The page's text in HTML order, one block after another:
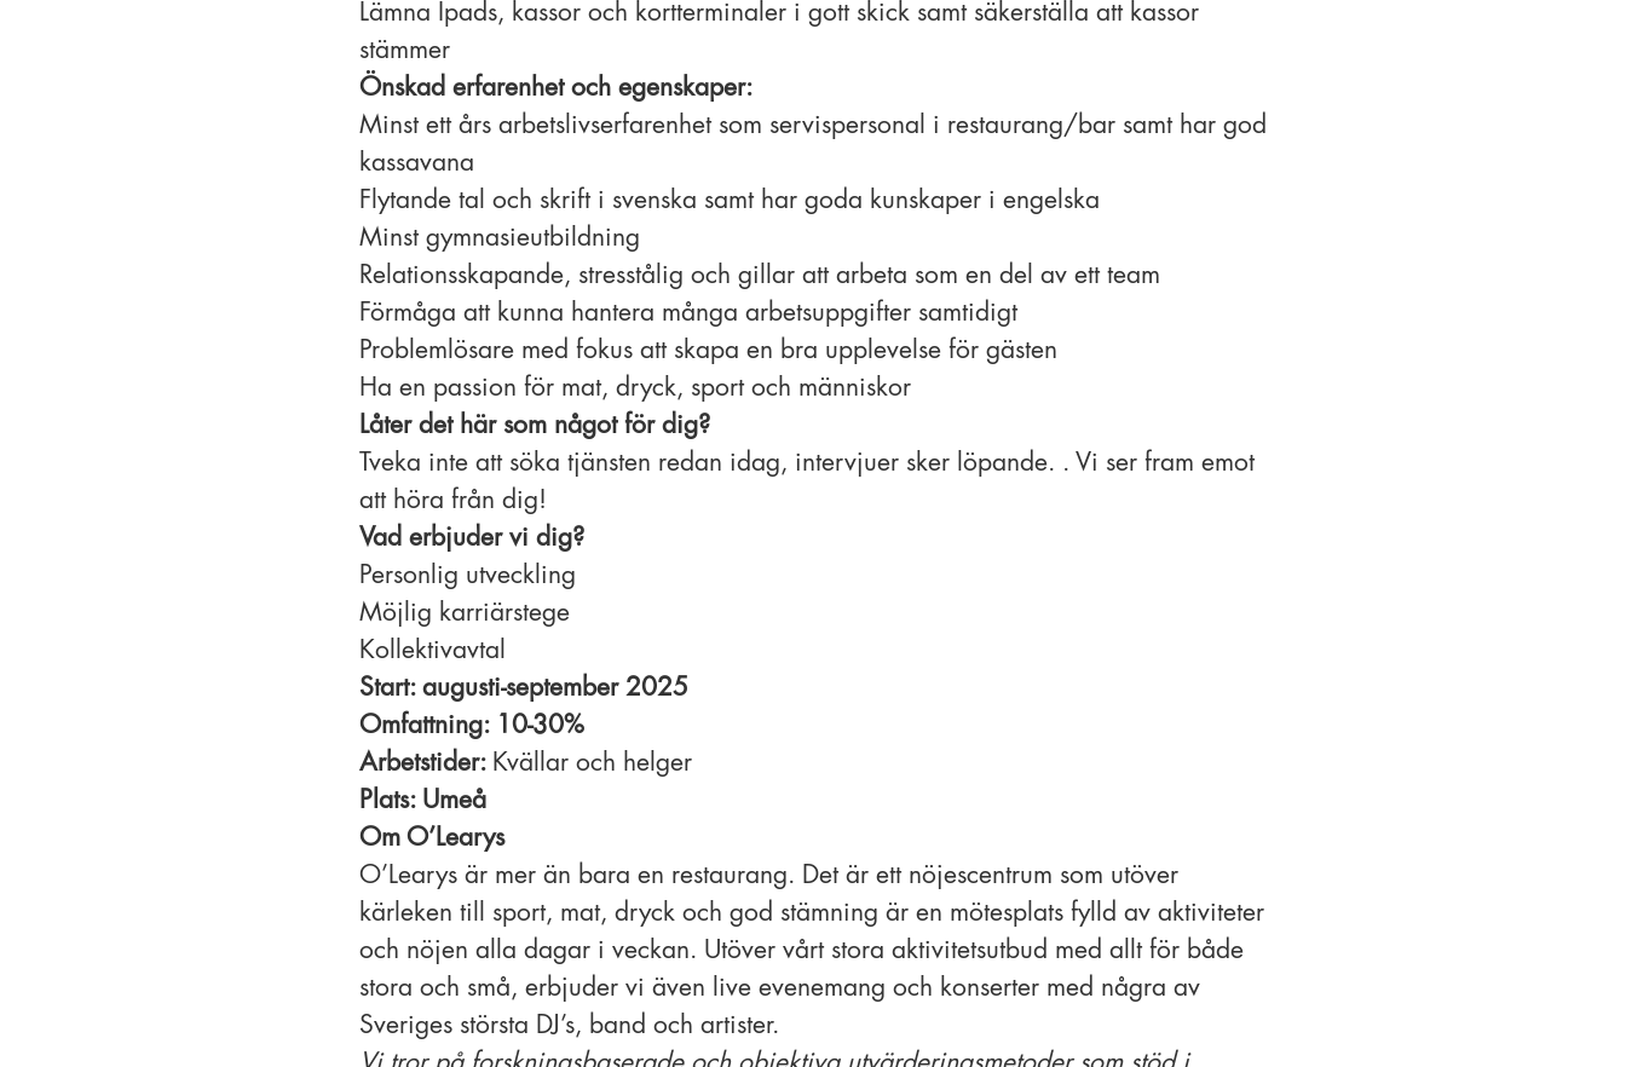
Lämna Ipads, kassor och kortterminaler i gott skick samt säkerställa att kassor
stämmer
Önskad erfarenhet och egenskaper:
Minst ett års arbetslivserfarenhet som servispersonal i restaurang/bar samt har god
kassavana
Flytande tal och skrift i svenska samt har goda kunskaper i engelska
Minst gymnasieutbildning
Relationsskapande, stresstålig och gillar att arbeta som en del av ett team
Förmåga att kunna hantera många arbetsuppgifter samtidigt
Problemlösare med fokus att skapa en bra upplevelse för gästen
Ha en passion för mat, dryck, sport och människor
Låter det här som något för dig?
Tveka inte att söka tjänsten redan idag, intervjuer sker löpande. . Vi ser fram emot
att höra från dig!
Vad erbjuder vi dig?
Personlig utveckling
Möjlig karriärstege
Kollektivavtal
Start: augusti-september 2025
Omfattning: 10-30%
Arbetstider: Kvällar och helger
Plats: Umeå
Om O’Learys
O’Learys är mer än bara en restaurang. Det är ett nöjescentrum som utöver
kärleken till sport, mat, dryck och god stämning är en mötesplats fylld av aktiviteter
och nöjen alla dagar i veckan. Utöver vårt stora aktivitetsutbud med allt för både
stora och små, erbjuder vi även live evenemang och konserter med några av
Sveriges största DJ’s, band och artister.